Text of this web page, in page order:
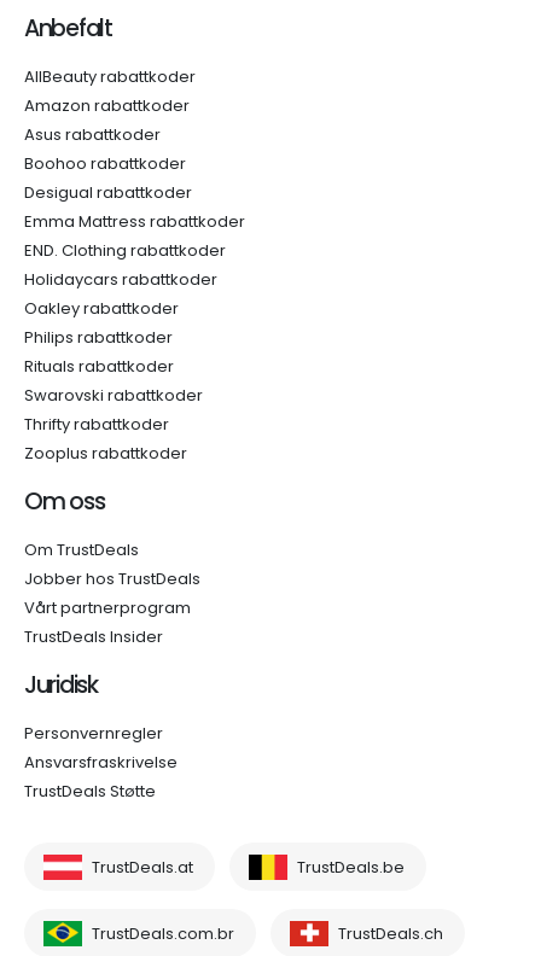
Anbefalt
AllBeauty rabattkoder
Amazon rabattkoder
Asus rabattkoder
Boohoo rabattkoder
Desigual rabattkoder
Emma Mattress rabattkoder
END. Clothing rabattkoder
Holidaycars rabattkoder
Oakley rabattkoder
Philips rabattkoder
Rituals rabattkoder
Swarovski rabattkoder
Thrifty rabattkoder
Zooplus rabattkoder
Om oss
Om TrustDeals
Jobber hos TrustDeals
Vårt partnerprogram
TrustDeals Insider
Juridisk
Personvernregler
Ansvarsfraskrivelse
TrustDeals Støtte
TrustDeals.at TrustDeals.be
TrustDeals.com.br TrustDeals.ch